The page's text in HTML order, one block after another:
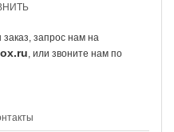
запрос нам на
, или звоните нам по